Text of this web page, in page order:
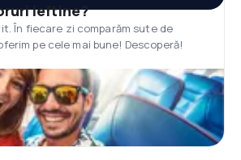
ieftine?
În fiecare zi comparăm sute de
pe cele mai bune! Descoperă!